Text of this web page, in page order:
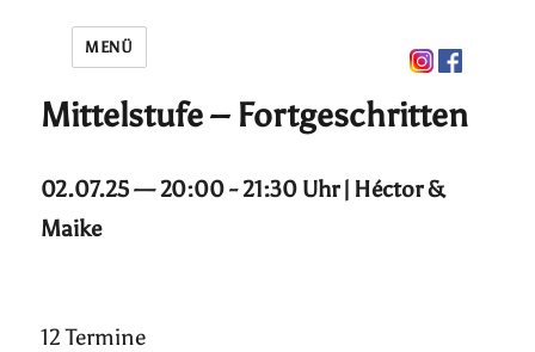
MENÜ
Mittelstufe – Fortgeschritten
02.07.25 — 20:00 - 21:30 Uhr | Héctor &
Maike
12 Termine